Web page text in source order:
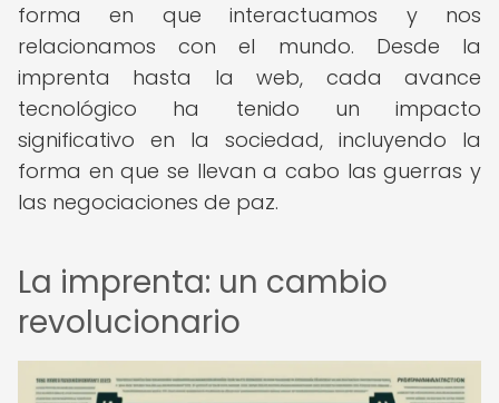
forma en que interactuamos y nos
relacionamos con el mundo. Desde la
imprenta hasta la web, cada avance
tecnológico ha tenido un impacto
significativo en la sociedad, incluyendo la
forma en que se llevan a cabo las guerras y
las negociaciones de paz.
La imprenta: un cambio
revolucionario